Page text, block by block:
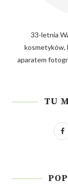
33-letnia
kosmetyków,
aparatem
TU